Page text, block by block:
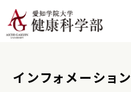
インフォメーション